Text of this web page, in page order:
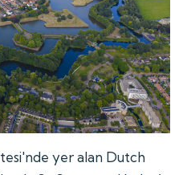
yer alan Dutch